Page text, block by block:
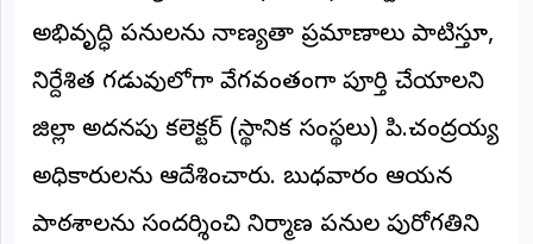
జాతీయం
ఆర్టీఐ
రిపోర్టర్స్
అభివృద్ధి పనులను నాణ్యతా ప్రమాణాలు పాటిస్తూ,
నిర్దేశిత గడువులోగా వేగవంతంగా పూర్తి చేయాలని
జిల్లా అదనపు కలెక్టర్ (స్థానిక సంస్థలు) పి.చంద్రయ్య
అధికారులను ఆదేశించారు. బుధవారం ఆయన
పాఠశాలను సందర్శించి నిర్మాణ పనుల పురోగతిని